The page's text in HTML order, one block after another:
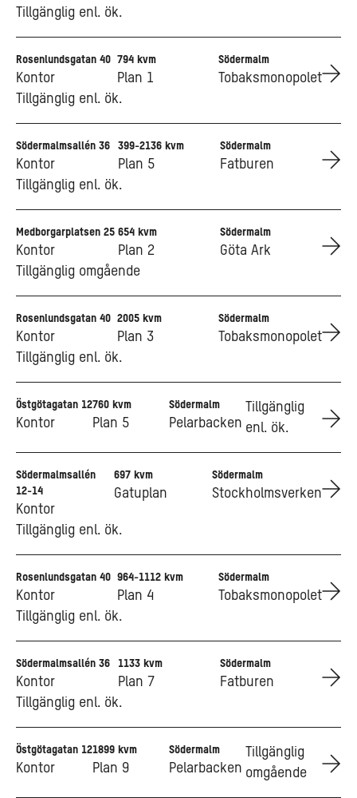
Tillgänglig enl. ök.
Go to Rosenlundsgatan 40
Rosenlundsgatan 40
Kontor
794 kvm
Plan 1
Södermalm
Tobaksmonopolet
Tillgänglig enl. ök.
Go to Södermalmsallén 36
Södermalmsallén 36
Kontor
399-2136 kvm
Plan 5
Södermalm
Fatburen
Tillgänglig enl. ök.
Go to Medborgarplatsen 25
Medborgarplatsen 25
Kontor
654 kvm
Plan 2
Södermalm
Göta Ark
Tillgänglig omgående
Go to Rosenlundsgatan 40
Rosenlundsgatan 40
Kontor
2005 kvm
Plan 3
Södermalm
Tobaksmonopolet
Tillgänglig enl. ök.
Go to Östgötagatan 12
Östgötagatan 12
Kontor
760 kvm
Plan 5
Södermalm
Pelarbacken
Tillgänglig
enl. ök.
Go to Södermalmsallén 12-14
Södermalmsallén
12-14
Kontor
697 kvm
Gatuplan
Södermalm
Stockholmsverken
Tillgänglig enl. ök.
Go to Rosenlundsgatan 40
Rosenlundsgatan 40
Kontor
964-1112 kvm
Plan 4
Södermalm
Tobaksmonopolet
Tillgänglig enl. ök.
Go to Södermalmsallén 36
Södermalmsallén 36
Kontor
1133 kvm
Plan 7
Södermalm
Fatburen
Tillgänglig enl. ök.
Go to Östgötagatan 12
Östgötagatan 12
Kontor
1899 kvm
Plan 9
Södermalm
Pelarbacken
Tillgänglig
omgående